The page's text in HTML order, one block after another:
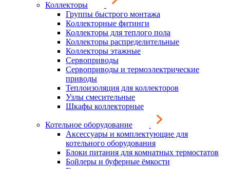
Коллекторы
Группы быстрого монтажа
Коллекторные фитинги
Коллекторы для теплого пола
Коллекторы распределительные
Коллекторы этажные
Сервоприводы
Сервоприводы и термоэлектрические
приводы
Теплоизоляция для коллекторов
Узлы смесительные
Шкафы коллекторные
Котельное оборудование
Аксессуары и комплектующие для
котельного оборудования
Блоки питания для комнатных термостатов
Бойлеры и буферные ёмкости